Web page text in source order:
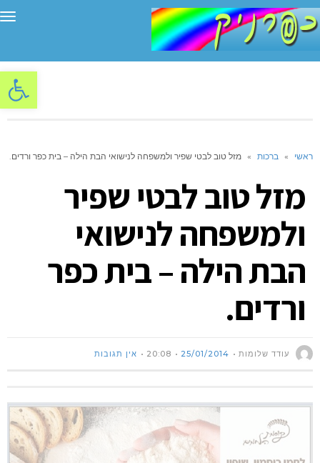
פתח
ראשי » ברכות » מזל טוב לבטי שפיר ולמשפחה לנישואי הבת הילה – בית כפר ורדים.
מזל טוב לבטי שפיר
ולמשפחה לנישואי
הבת הילה – בית כפר
ורדים.
עודד שלומות 25/01/2014
20:08 אין תגובות